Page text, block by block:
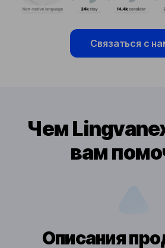
Связаться с
Чем
вам
Описания